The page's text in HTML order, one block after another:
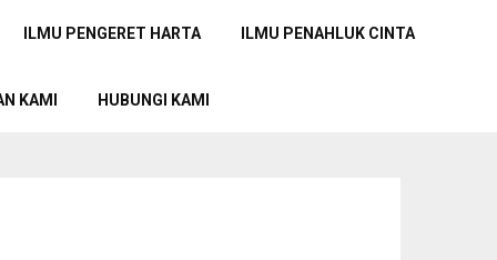
ILMU PENGERET HARTA ILMU PENAHLUK CINTA
KAMI HUBUNGI KAMI